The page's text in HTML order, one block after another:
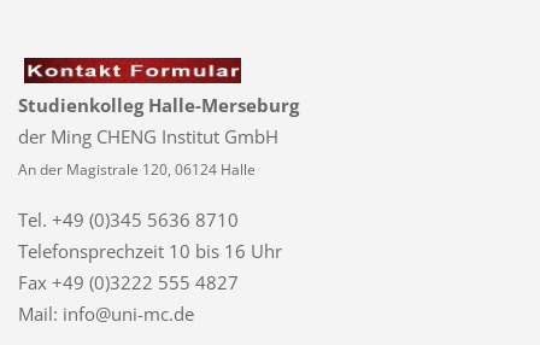
Studienkolleg Halle-Merseburg
der Ming CHENG Institut GmbH
An der Magistrale 120, 06124 Halle
Tel. +49 (0)345 5636 8710
Telefonsprechzeit 10 bis 16 Uhr
Fax +49 (0)3222 555 4827
Mail: info@uni-mc.de